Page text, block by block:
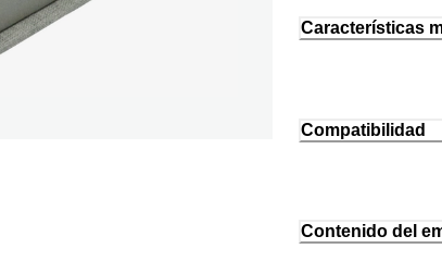
Características
Compatibilidad
Contenido del